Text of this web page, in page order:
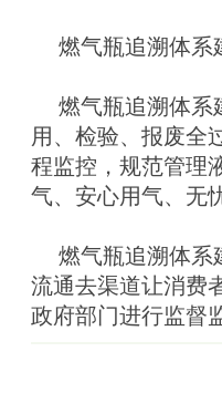
燃气瓶追溯体系
燃气瓶追溯体系
用、检验、报废全
程监控，规范管理
气、安心用气、无
燃气瓶追溯体系
流通去渠道让消费
政府部门进行监督